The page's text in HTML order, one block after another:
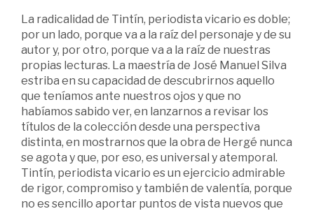
La radicalidad de Tintín, periodista vicario es doble;
por un lado, porque va a la raíz del personaje y de su
autor y, por otro, porque va a la raíz de nuestras
propias lecturas. La maestría de José Manuel Silva
estriba en su capacidad de descubrirnos aquello
que teníamos ante nuestros ojos y que no
habíamos sabido ver, en lanzarnos a revisar los
títulos de la colección desde una perspectiva
distinta, en mostrarnos que la obra de Hergé nunca
se agota y que, por eso, es universal y atemporal.
Tintín, periodista vicario es un ejercicio admirable
de rigor, compromiso y también de valentía, porque
no es sencillo aportar puntos de vista nuevos que